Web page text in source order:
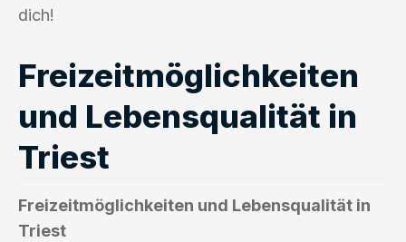
dich!
Freizeitmöglichkeiten
und Lebensqualität in
Triest
Freizeitmöglichkeiten und Lebensqualität in
Triest